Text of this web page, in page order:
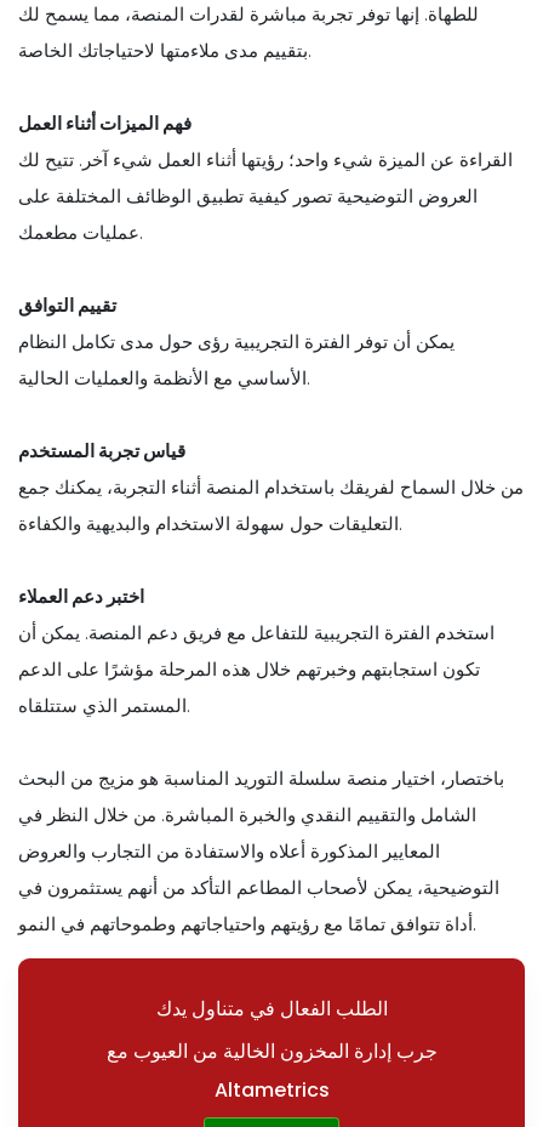
للطهاة. إنها توفر تجربة مباشرة لقدرات المنصة، مما يسمح لك
بتقييم مدى ملاءمتها لاحتياجاتك الخاصة.
فهم الميزات أثناء العمل
القراءة عن الميزة شيء واحد؛ رؤيتها أثناء العمل شيء آخر. تتيح لك
العروض التوضيحية تصور كيفية تطبيق الوظائف المختلفة على
عمليات مطعمك.
تقييم التوافق
يمكن أن توفر الفترة التجريبية رؤى حول مدى تكامل النظام
الأساسي مع الأنظمة والعمليات الحالية.
قياس تجربة المستخدم
من خلال السماح لفريقك باستخدام المنصة أثناء التجربة، يمكنك جمع
التعليقات حول سهولة الاستخدام والبديهية والكفاءة.
اختبر دعم العملاء
استخدم الفترة التجريبية للتفاعل مع فريق دعم المنصة. يمكن أن
تكون استجابتهم وخبرتهم خلال هذه المرحلة مؤشرًا على الدعم
المستمر الذي ستتلقاه.
باختصار، اختيار منصة سلسلة التوريد المناسبة هو مزيج من البحث
الشامل والتقييم النقدي والخبرة المباشرة. من خلال النظر في
المعايير المذكورة أعلاه والاستفادة من التجارب والعروض
التوضيحية، يمكن لأصحاب المطاعم التأكد من أنهم يستثمرون في
أداة تتوافق تمامًا مع رؤيتهم واحتياجاتهم وطموحاتهم في النمو.
الطلب الفعال في متناول يدك
جرب إدارة المخزون الخالية من العيوب مع
Altametrics